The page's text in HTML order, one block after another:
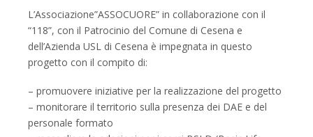
L’Associazione”ASSOCUORE” in collaborazione con il
“118”, con il Patrocinio del Comune di Cesena e
dell’Azienda USL di Cesena è impegnata in questo
progetto con il compito di:
– promuovere iniziative per la realizzazione del progetto
– monitorare il territorio sulla presenza dei DAE e del
personale formato